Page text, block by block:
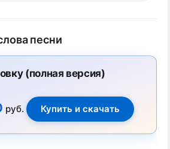
песни
(полная версия)
руб.